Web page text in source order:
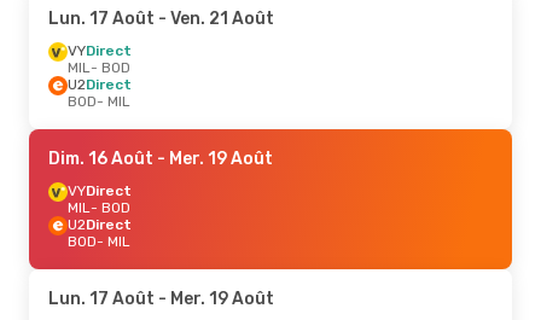
Lun. 17 Août - Ven. 21 Août
VYDirect
MIL- BOD
U2Direct
BOD- MIL
Dim. 16 Août - Mer. 19 Août
VYDirect
MIL- BOD
U2Direct
BOD- MIL
Lun. 17 Août - Mer. 19 Août